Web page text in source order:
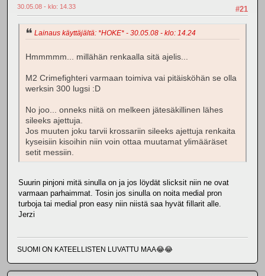
#21
30.05.08 - klo: 14.33
Lainaus käyttäjältä: *HOKE* - 30.05.08 - klo: 14.24
Hmmmmm... millähän renkaalla sitä ajelis...
M2 Crimefighteri varmaan toimiva vai pitäisköhän se olla
werksin 300 lugsi :D
No joo... onneks niitä on melkeen jätesäkillinen lähes
sileeks ajettuja.
Jos muuten joku tarvii krossariin sileeks ajettuja renkaita
kyseisiin kisoihin niin voin ottaa muutamat ylimääräset
setit messiin.
Suurin pinjoni mitä sinulla on ja jos löydät slicksit niin ne ovat
varmaan parhaimmat. Tosin jos sinulla on noita medial pron
turboja tai medial pron easy niin niistä saa hyvät fillarit alle.
Jerzi
SUOMI ON KATEELLISTEN LUVATTU MAA😂😂